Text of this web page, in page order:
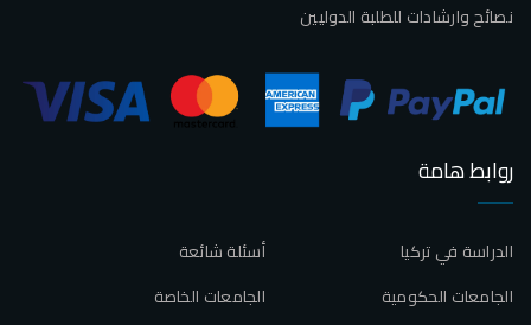
نصائح وارشادات للطلبة الدوليين
روابط هامة
أسئلة شائعة
الدراسة في تركيا
الجامعات الخاصة
الجامعات الحكومية